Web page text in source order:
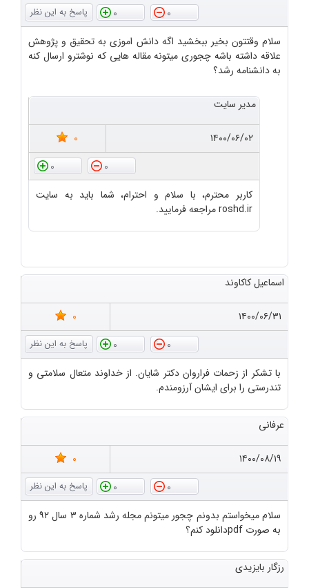
0
0
سلام وقتتون بخیر ببخشید اگه دانش اموزی به تحقیق و پژوهش
علاقه داشته باشه چجوری میتونه مقاله هایی که نوشترو ارسال کنه
به دانشنامه رشد؟
مدیر سایت
۱۴۰۰/۰۶/۰۲
0
0
0
کاربر محترم، با سلام و احترام، شما باید به سایت
roshd.ir مراجعه فرمایید.
اسماعیل کاکاوند
۱۴۰۰/۰۶/۳۱
0
0
0
با تشکر از زحمات فراروان دکتر شایان. از خداوند متعال سلامتی و
تندرستی را برای ایشان آرزومندم.
عرفانی
۱۴۰۰/۰۸/۱۹
0
0
0
سلام میخواستم بدونم چجور میتونم مجله رشد شماره ۳ سال ۹۲ رو
به صورت pdfدانلود کنم؟
رزگار بایزیدی